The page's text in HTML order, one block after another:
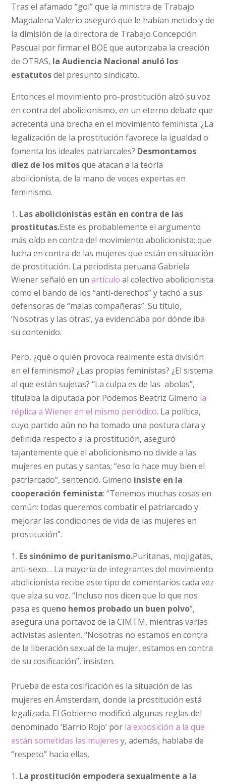
Tras el afamado “gol” que la ministra de Trabajo
Magdalena Valerio aseguró que le habían metido y de
la dimisión de la directora de Trabajo Concepción
Pascual por firmar el BOE que autorizaba la creación
de OTRAS, la Audiencia Nacional anuló los
estatutosdel presunto sindicato.
Entonces el movimiento pro-prostitución alzó su voz
en contra del abolicionismo, en un eterno debate que
acrecenta una brecha en el movimiento feminista: ¿La
legalización de la prostitución favorece la igualdad o
fomenta los ideales patriarcales? Desmontamos
diez de los mitosque atacan a la teoría
abolicionista, de la mano de voces expertas en
feminismo.
Las abolicionistas están en contra de las
prostitutas.Este es probablemente el argumento
más oído en contra del movimiento abolicionista: que
lucha en contra de las mujeres que están en situación
de prostitución. La periodista peruana Gabriela
Wiener señaló en unartículoal colectivo abolicionista
como el bando de los “anti-derechos” y tachó a sus
defensoras de “malas compañeras”. Su título,
‘Nosotras y las otras’, ya evidenciaba por dónde iba
su contenido.
Pero, ¿qué o quién provoca realmente esta división
en el feminismo? ¿Las propias feministas? ¿El sistema
al que están sujetas? “La culpa es de las abolas”,
titulaba la diputada por Podemos Beatriz Gimeno la
réplica a Wiener en el mismo periódico. La política,
cuyo partido aún no ha tomado una postura clara y
definida respecto a la prostitución, aseguró
tajantemente que el abolicionismo no divide a las
mujeres en putas y santas; “eso lo hace muy bien el
patriarcado”, sentenció. Gimeno insiste en la
cooperación feminista: “Tenemos muchas cosas en
común: todas queremos combatir el patriarcado y
mejorar las condiciones de vida de las mujeres en
prostitución”.
Es sinónimo de puritanismo.Puritanas, mojigatas,
anti-sexo… La mayoría de integrantes del movimiento
abolicionista recibe este tipo de comentarios cada vez
que alza su voz. “Incluso nos dicen que lo que nos
pasa es queno hemos probado un buen polvo”,
asegura una portavoz de la CIMTM, mientras varias
activistas asienten. “Nosotras no estamos en contra
de la liberación sexual de la mujer, estamos en contra
de su cosificación”, insisten.
Prueba de esta cosificación es la situación de las
mujeres en Ámsterdam, donde la prostitución está
legalizada. El Gobierno modificó algunas reglas del
denominado ‘Barrio Rojo’ por la exposición a la que
están sometidas las mujeres y, además, hablaba de
“respeto” hacia ellas.
La prostitución empodera sexualmente a la